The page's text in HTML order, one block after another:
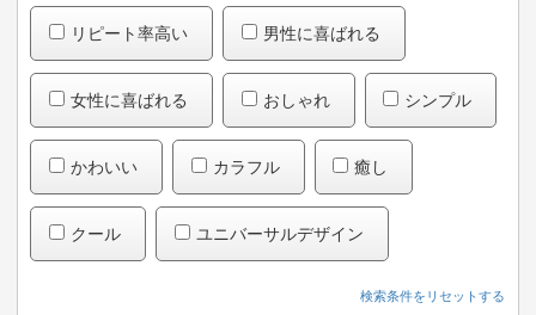
リピート率高い 男性に喜ばれる
女性に喜ばれる おしゃれ シンプル
かわいい カラフル 癒し
クール ユニバーサルデザイン